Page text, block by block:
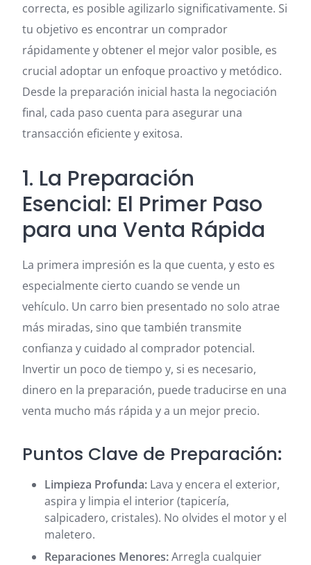
correcta, es posible agilizarlo significativamente. Si
tu objetivo es encontrar un comprador
rápidamente y obtener el mejor valor posible, es
crucial adoptar un enfoque proactivo y metódico.
Desde la preparación inicial hasta la negociación
final, cada paso cuenta para asegurar una
transacción eficiente y exitosa.
1. La Preparación
Esencial: El Primer Paso
para una Venta Rápida
La primera impresión es la que cuenta, y esto es
especialmente cierto cuando se vende un
vehículo. Un carro bien presentado no solo atrae
más miradas, sino que también transmite
confianza y cuidado al comprador potencial.
Invertir un poco de tiempo y, si es necesario,
dinero en la preparación, puede traducirse en una
venta mucho más rápida y a un mejor precio.
Puntos Clave de Preparación:
Limpieza Profunda: Lava y encera el exterior,
aspira y limpia el interior (tapicería,
salpicadero, cristales). No olvides el motor y el
maletero.
Reparaciones Menores:Arregla cualquier